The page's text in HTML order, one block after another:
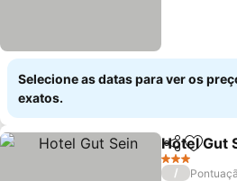
Selecione as datas para ver os
exatos.
Partilhar
Hotel Gut
3 Estrelas
/